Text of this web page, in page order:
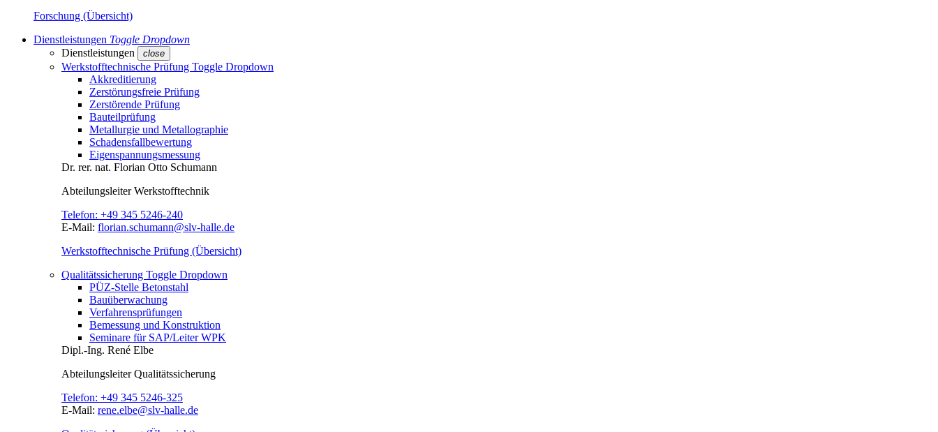
Forschung (Übersicht)
Dienstleistungen Toggle Dropdown
Dienstleistungen
close
Werkstofftechnische Prüfung Toggle Dropdown
Akkreditierung
Zerstörungsfreie Prüfung
Zerstörende Prüfung
Bauteilprüfung
Metallurgie und Metallographie
Schadensfallbewertung
Eigenspannungsmessung
Dr. rer. nat. Florian Otto Schumann
AbteilungsleiterWerkstofftechnik
Telefon: +49 345 5246-240
E-Mail: florian.schumann@slv-halle.de
Werkstofftechnische Prüfung (Übersicht)
Qualitätssicherung Toggle Dropdown
PÜZ-Stelle Betonstahl
Bauüberwachung
Verfahrensprüfungen
Bemessung und Konstruktion
Seminare für SAP/Leiter WPK
Dipl.-Ing. René Elbe
AbteilungsleiterQualitätssicherung
Telefon: +49 345 5246-325
E-Mail: rene.elbe@slv-halle.de